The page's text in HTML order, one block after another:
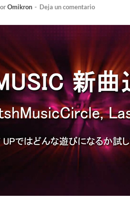
Omikron - Deja un comentario